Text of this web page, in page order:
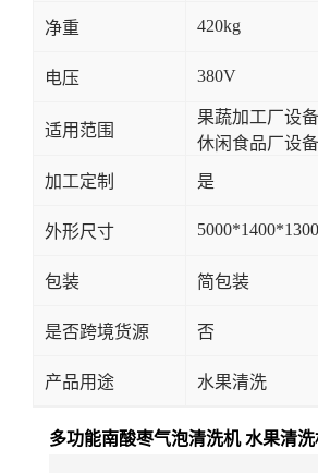
净重 420kg
电压 380V
适用范围
果蔬加工厂设
休闲食品厂设备
加工定制 是
外形尺寸
包装 简包装
是否跨境货源 否
产品用途 水果清洗
多功能南酸枣气泡清洗机 水果清洗